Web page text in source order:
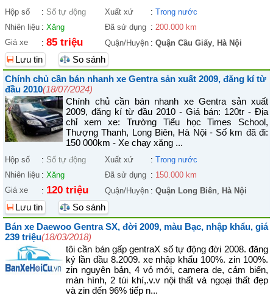
Hộp số : Số tự động Xuất xứ : Trong nước
Nhiên liệu : Xăng Đã sử dụng : 200.000 km
Giá xe
: 85 triệu Quận/Huyện : Quận Cầu Giấy, Hà Nội
Lưu tin
So sánh
Chính chủ cần bán nhanh xe Gentra sản xuất 2009, đăng kí từ
đầu 2010(18/07/2024)
Chính chủ cần bán nhanh xe Gentra sản xuất
2009, đăng kí từ đầu 2010 - Giá bán: 120tr - Địa
chỉ xem xe: Trường Tiểu học Times School,
Thượng Thanh, Long Biên, Hà Nội - Số km đã đi:
150 000km - Xe chạy xăng ...
Hộp số : Số tự động Xuất xứ : Trong nước
Nhiên liệu : Xăng Đã sử dụng : 150.000 km
Giá xe
: 120 triệu Quận/Huyện : Quận Long Biên, Hà Nội
Lưu tin
So sánh
Bán xe Daewoo Gentra SX, đời 2009, màu Bạc, nhập khẩu, giá
239 triệu(18/03/2018)
tôi cần bán gấp gentraX số tự động đời 2008. đăng
ký lần đầu 8.2009. xe nhập khẩu 100%. zin 100%.
zin nguyên bản, 4 vỏ mới, camera de, cảm biến,
màn hình, 2 túi khí,.v.v nội thất và ngoại thất đẹp
và zin đến 96% tiếp n...